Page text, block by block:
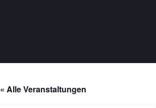
« Alle Veranstaltungen